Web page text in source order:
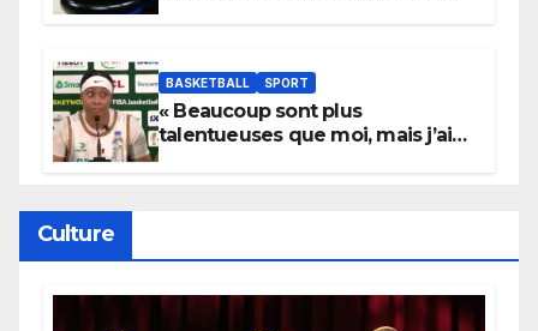
BASKETBALL SPORT
« Beaucoup sont plus
talentueuses que moi, mais j’ai
Culture